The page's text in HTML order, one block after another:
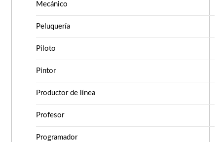
Mecánico
Peluquería
Piloto
Pintor
Productor de línea
Profesor
Programador